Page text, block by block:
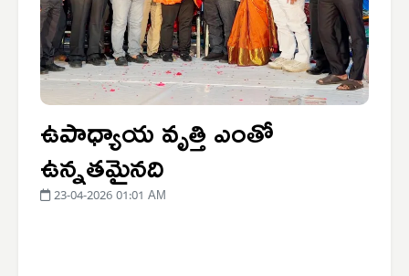
ఉపాధ్యాయ వృత్తి ఎంతో
ఉన్నతమైనది
23-04-2026 01:01 AM